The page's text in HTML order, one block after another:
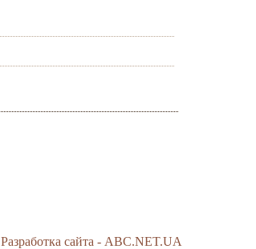
Разработка сайта - ABC.NET.UA